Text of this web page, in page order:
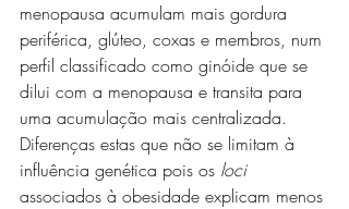
menopausa acumulam mais gordura
periférica, glúteo, coxas e membros, num
perfil classificado como ginóide que se
dilui com a menopausa e transita para
uma acumulação mais centralizada.
Diferenças estas que não se limitam à
influência genética pois os loci
associados à obesidade explicam menos